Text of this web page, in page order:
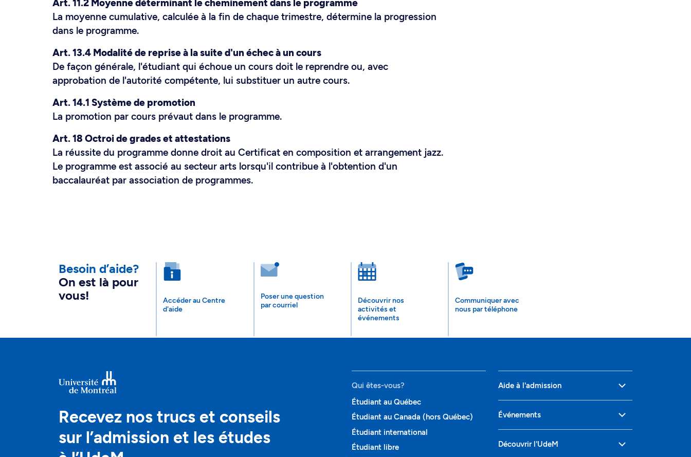
Art. 11.2 Moyenne déterminant le cheminement dans le programme
La moyenne cumulative, calculée à la fin de chaque trimestre, détermine la progression
dans le programme.
Art. 13.4 Modalité de reprise à la suite d'un échec à un cours
De façon générale, l'étudiant qui échoue un cours doit le reprendre ou, avec
approbation de l'autorité compétente, lui substituer un autre cours.
Art. 14.1 Système de promotion
La promotion par cours prévaut dans le programme.
Art. 18 Octroi de grades et attestations
La réussite du programme donne droit au Certificat en composition et arrangement jazz.
Le programme est associé au secteur arts lorsqu'il contribue à l'obtention d'un
baccalauréat par association de programmes.
Besoin d’aide?
On est là pour
vous!
Accéder au Centre
d'aide
Poser une question
par courriel
Découvrir nos
activités et
événements
Communiquer avec
nous par téléphone
Recevez nos trucs et conseils
sur l’admission et les études
Qui êtes-vous?
Étudiant au Québec
Étudiant au Canada (hors Québec)
Étudiant international
Étudiant libre
Aide à l'admission
Événements
Découvrir l'UdeM